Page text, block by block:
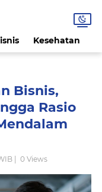
Kesehatan
Bisnis,
Rasio
| 0Views